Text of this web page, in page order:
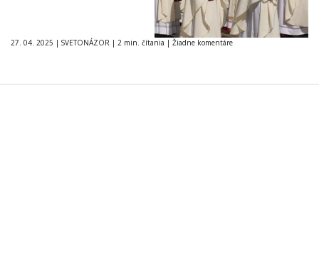
27. 04. 2025 | SVETONÁZOR | 2 min. čítania | Žiadne komentáre